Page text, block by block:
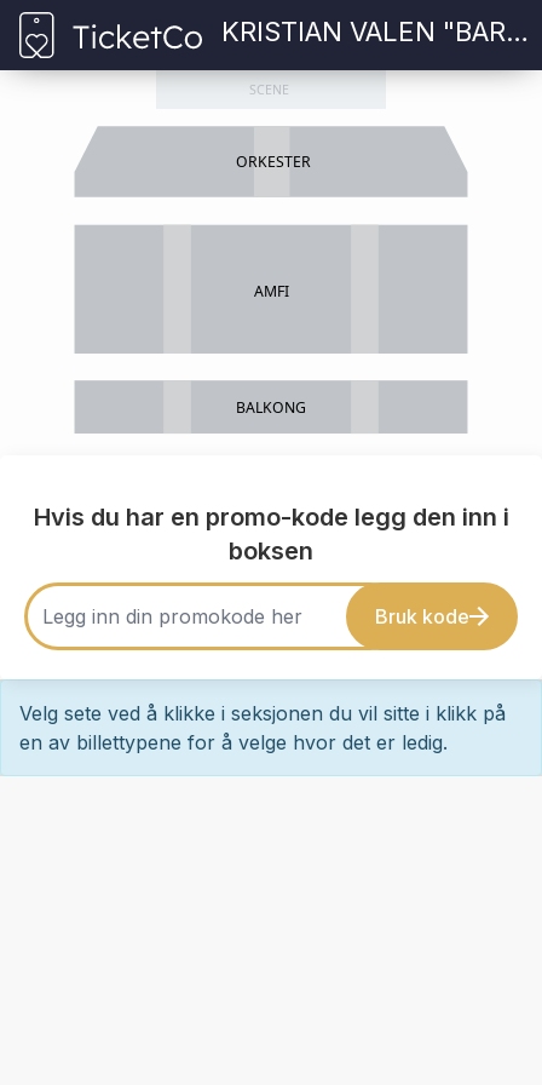
KRISTIAN VALEN "BARE VISVAS"
SCENE
ORKESTER
AMFI
BALKONG
Hvis du har en promo-kode legg den inn i
boksen
Bruk kode
Velg sete ved å klikke i seksjonen du vil sitte i klikk på
en av billettypene for å velge hvor det er ledig.